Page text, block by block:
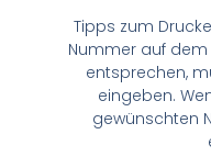
Tipps zum
Nummer auf
entsprechen,
eingeben.
gewünschten